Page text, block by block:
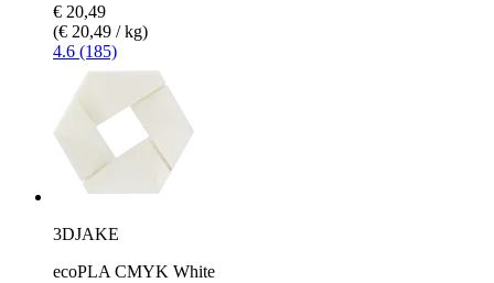
€ 20,49
(€ 20,49 / kg)
4.6 (185)
3DJAKE
ecoPLA CMYK White